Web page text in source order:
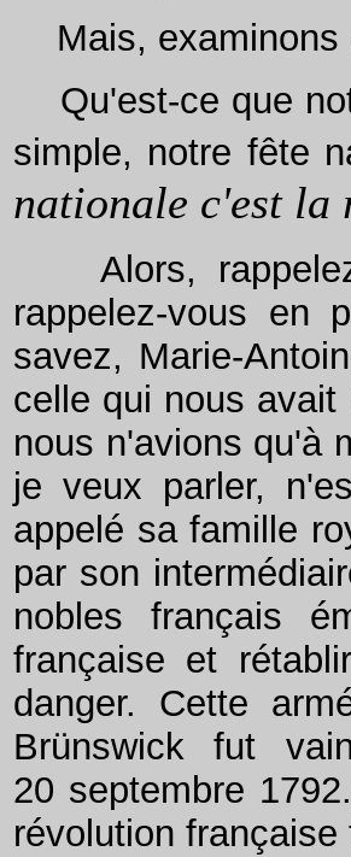
Mais, examinons
Qu'est-ce que
simple, notre fête
nationale c'est
Alors, rappelez-
rappelez-vous en
savez, Marie-
celle qui nous
nous n'avions qu'à
je veux parler,
appelé sa famille
par son
nobles français
française et
danger. Cette
Brünswick fut
20 septembre
révolution